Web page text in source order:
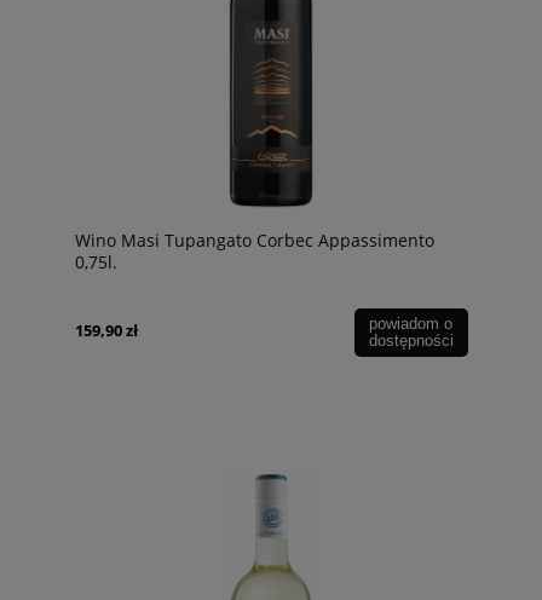
Wino Masi Tupangato Corbec Appassimento
0,75l.
159,90 zł
powiadom o
dostępności